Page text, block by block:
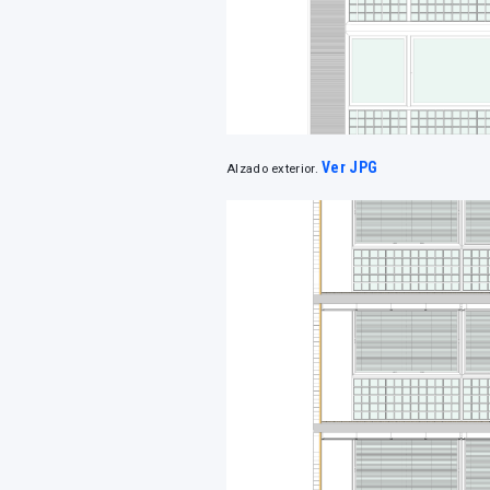
Alzado exterior. Ver JPG